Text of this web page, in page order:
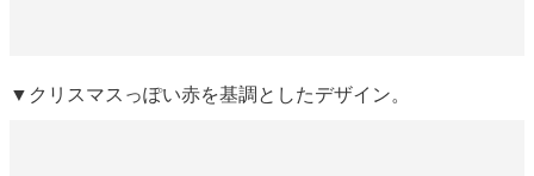
▼クリスマスっぽい赤を基調としたデザイン。